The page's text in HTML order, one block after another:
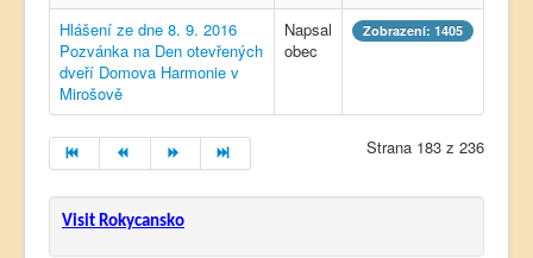
Hlášení ze dne 8. 9. 2016
Pozvánka na Den otevřených
dveří Domova Harmonie v
Mirošově
Napsal
obec
Zobrazení: 1405
Strana 183 z 236
Visit Rokycansko